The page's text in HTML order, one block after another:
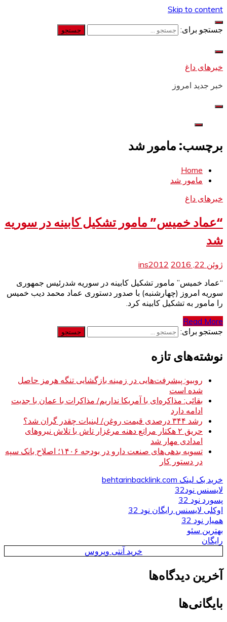
Skip to content
جستجو برای:
خبرهای داغ
خبر جدید امروز
برچسب: مامور شد
Home
مامور شد
خبرهای داغ
“عماد خمیس” مامور تشکیل کابینه در سوریه
شد
ژوئن 22, 2016
ins2012
“عماد خمیس” مامور تشکیل کابینه در سوریه شدرئیس جمهوری
سوریه امروز (چهارشنبه) با صدور دستوری عماد محمد دیب خمیس
را مامور به تشکیل کابینه کرد.
Read More
جستجو برای:
نوشته‌های تازه
روبیو: پیشرفت‌هایی در زمینه بازگشایی تنگه هرمز حاصل
شده است
بقائی: مذاکره‌ای با آمریکا نداریم/ مذاکرات با عمان با جدیت
ادامه دارد
رشد ۳۴۴ درصدی قیمت روغن/ لبنیات چقدر گران شد؟
حریق ۲ هکتار مراتع دهنه مرغزار تاش با تلاش نیروهای
امدادی مهار شد
تسویه بدهی‌های صنعت دارو در بودجه ۱۴۰۶؛ اصلاح بانک سپه
در دستور کار
خرید بک لینک behtarinbacklink.com
لایسنس نود32
پسورد نود 32
اوکلی لایسنس رایگان نود 32
همیار نود 32
بهترین سئو
رایگان
خرید آنتی ویروس
آخرین دیدگاه‌ها
بایگانی‌ها